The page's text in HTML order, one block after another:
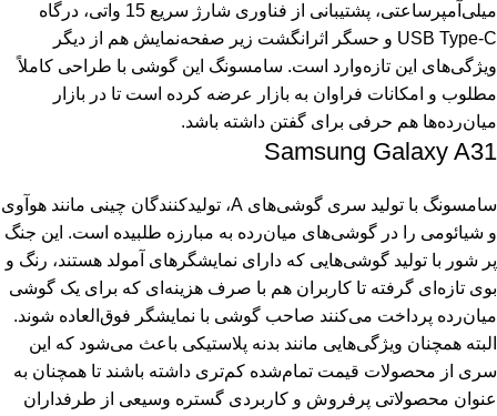
میلی‌آمپرساعتی، پشتیبانی از فناوری شارژ سریع 15 واتی، درگاه
USB Type-C و حسگر اثرانگشت زیر صفحه‌نمایش هم از دیگر
ویژگی‌های این تازه‌وارد است. سامسونگ این گوشی با طراحی کاملاً
مطلوب و امکانات فراوان به بازار عرضه کرده است تا در بازار
میان‌رده‌ها هم حرفی برای گفتن داشته باشد.
Samsung Galaxy A31
سامسونگ با تولید سری گوشی‌های A، تولیدکنندگان چینی مانند هوآوی
و شیائومی را در گوشی‌های میان‌رده به مبارزه طلبیده است. این جنگ
پر شور با تولید گوشی‌هایی که دارای نمایشگرهای آمولد هستند، رنگ و
بوی تازه‌ای گرفته تا کاربران هم با صرف هزینه‌ای که برای یک گوشی
میان‌رده پرداخت می‌کنند صاحب گوشی با نمایشگر فوق‌العاده شوند.
البته همچنان ویژگی‌هایی مانند بدنه پلاستیکی باعث می‌شود که این
سری از محصولات قیمت‌ تمام‌شده کم‌تری داشته باشند تا همچنان به
عنوان محصولاتی پرفروش و کاربردی گستره وسیعی از طرفداران